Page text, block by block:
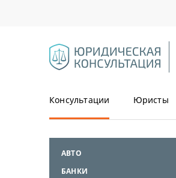
Консультации Юристы
АВТО
БАНКИ